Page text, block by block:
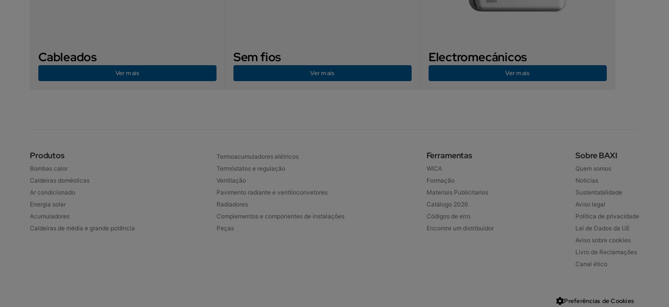
Cableados
Ver mais
Sem fios
Ver mais
Electromecánicos
Ver mais
Produtos
Bombas calor
Caldeiras domésticas
Ar condicionado
Energia solar
Acumuladores
Caldeiras de média e grande potência
Termoacumuladores elétricos
Termóstatos e regulação
Ventilação
Pavimento radiante e ventiloconvetores
Radiadores
Complementos e componentes de instalações
Peças
Ferramentas
WICA
Formação
Materiais Publicitarios
Catálogo 2026
Códigos de erro
Encontre um distribuidor
Sobre BAXI
Quem somos
Noticias
Sustentabilidade
Aviso legal
Politica de privacidade
Lei de Dados da UE
Aviso sobre cookies
Livro de Reclamações
Canal ético
Preferências de Cookies